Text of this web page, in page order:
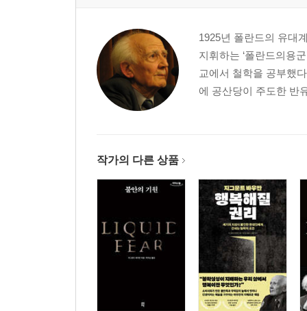
편지30_공위시대
편지31_종교를 닮은 정치, 정치를 닮은 종교
편지32_해고되는 사람들
편지33_위기에서 탈출하기
편지34_불황에는 과연 끝이 있을까?
편지37_세계화된 도시의 문화
편지39_낯선 사람들은 위험하다
편지40_하늘을 바라보는 부족
편지41_경계 긋기
편지42_무엇이 선량한 사람을 악하게 만드는가?
편지43_운명과 성격
편지44_나는 반항한다, 고로 우리는 존재한다
1925년 폴란드의 유대
지휘하는 ‘폴란드의용
교에서 철학을 공부했
에 공산당이 주도한 반
작가의 다른 상품